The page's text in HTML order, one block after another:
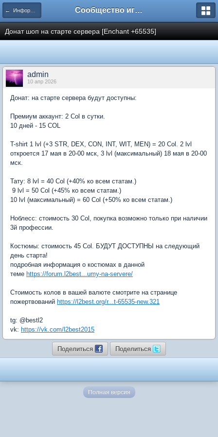
← Информация / Information Сообщество игроков L2BesT.Org
Донат шоп на старте сервера [Enchant +65535]
admin
10 апр 2026
Донат: на старте сервера будут доступны:
Премиум аккаунт: 2 Col в сутки.
10 дней - 15 COL
T-shirt 1 lvl (+3 STR, DEX, CON, INT, WIT, MEN) = 20 Col. 2 lvl
откроется 17 мая в 20-00 мск, 3 lvl (максимальный) 18 мая в 20-00
мск.
Тату: 8 lvl = 40 Col (+40% ко всем статам.)
9 lvl = 50 Col (+45% ко всем статам.)
10 lvl (максимальный) = 60 Col (+50% ко всем статам.)
Ноблесс: стоимость 30 Col, покупка возможно только при наличии
3й профессии.
Костюмы: стоимость 45 Col. БУДУТ ДОСТУПНЫ на следующий
день старта!
подробная информация о костюмах в данной
теме https://forum.l2best...umy-na-servere/
Стоимость колов в вашей валюте смотрите на странице
пожертвований https://l2best.org/r...t-65535-new.321
tg: @bestl2
vk: https://vk.com/l2best2015
Поделиться Поделиться
Полная версия